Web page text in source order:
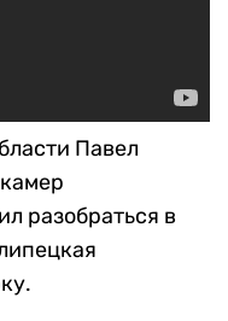
Павел
разобраться в